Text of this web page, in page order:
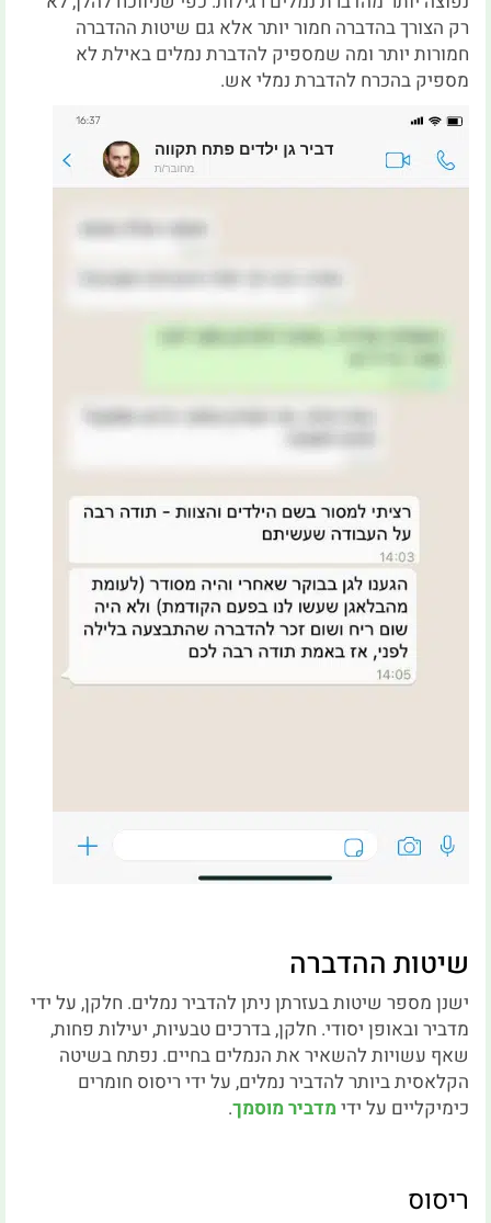
רק הצורך בהדברה חמור יותר אלא גם שיטות ההדברה
חמורות יותר ומה שמספיק להדברת נמלים באילת לא
מספיק בהכרח להדברת נמלי אש.
שיטות ההדברה
ישנן מספר שיטות בעזרתן ניתן להדביר נמלים. חלקן, על ידי
מדביר ובאופן יסודי. חלקן, בדרכים טבעיות, יעילות פחות,
שאף עשויות להשאיר את הנמלים בחיים. נפתח בשיטה
הקלאסית ביותר להדביר נמלים, על ידי ריסוס חומרים
כימיקליים על ידימדביר מוסמך.
ריסוס